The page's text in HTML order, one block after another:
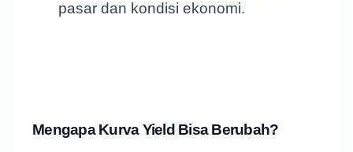
pasar dan kondisi ekonomi.
Mengapa Kurva Yield Bisa Berubah?